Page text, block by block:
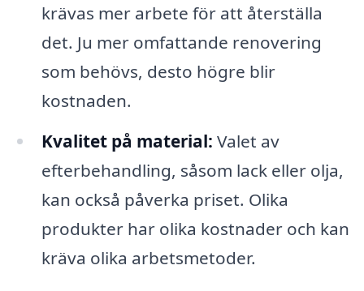
krävas mer arbete för att återställa
det. Ju mer omfattande renovering
som behövs, desto högre blir
kostnaden.
Kvalitet på material: Valet av
efterbehandling, såsom lack eller olja,
kan också påverka priset. Olika
produkter har olika kostnader och kan
kräva olika arbetsmetoder.